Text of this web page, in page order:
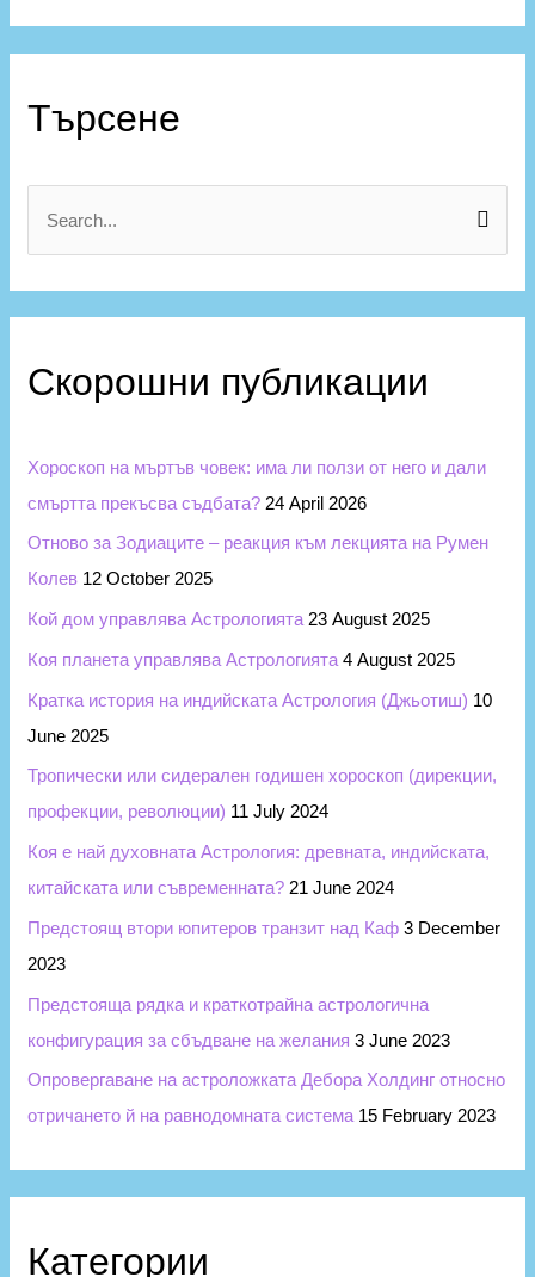
Търсене
e
a
c
o
r
:
Скорошни публикации
Хороскоп на мъртъв човек: има ли ползи от него и дали
смъртта прекъсва съдбата? 24 April 2026
Отново за Зодиаците – реакция към лекцията на Румен
Колев 12 October 2025
Кой дом управлява Астрологията 23 August 2025
Коя планета управлява Астрологията 4 August 2025
Кратка история на индийската Астрология (Джьотиш) 10
June 2025
Тропически или сидерален годишен хороскоп (дирекции,
профекции, революции) 11 July 2024
Коя е най духовната Астрология: древната, индийската,
китайската или съвременната? 21 June 2024
Предстоящ втори юпитеров транзит над Каф 3 December
2023
Предстояща рядка и краткотрайна астрологична
конфигурация за сбъдване на желания 3 June 2023
Опровергаване на астроложката Дебора Холдинг относно
отричането й на равнодомната система 15 February 2023
Категории
а
и